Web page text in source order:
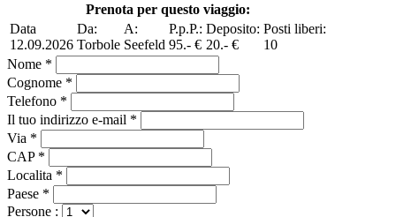
Prenota per questo viaggio:
Data
12.09.2026
Da:
Torbole
A:
Seefeld
P.p.P.:
95.- €
Deposito:
20.- €
Posti liberi:
10
Nome *
Cognome *
Telefono *
Il tuo indirizzo e-mail *
Via *
CAP *
Localita *
Paese *
Persone :